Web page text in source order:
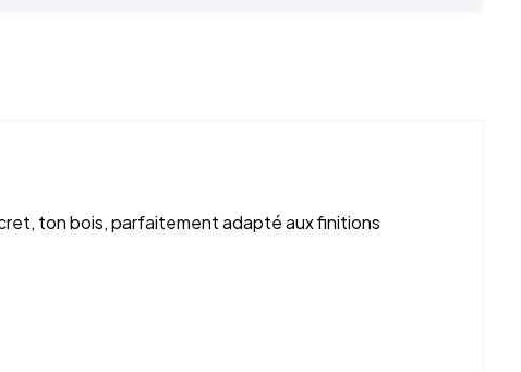
ton bois, parfaitement adapté aux finitions